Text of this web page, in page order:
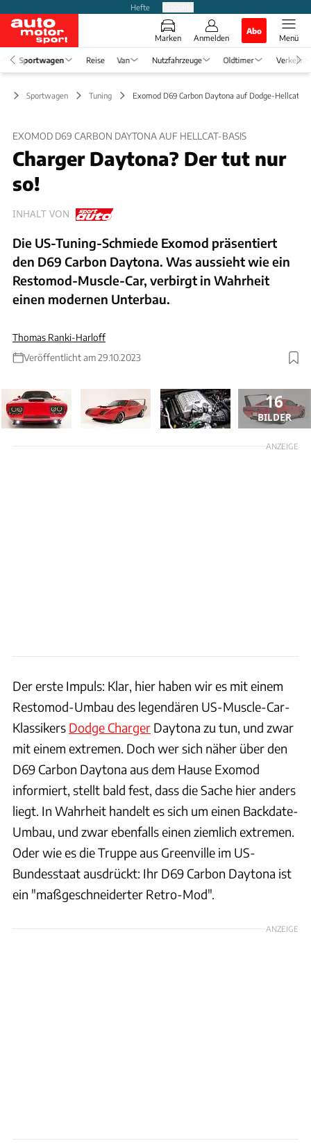
Hefte
Marken Anmelden
Abo
Menü
Sportwagen Reise Van Nutzfahrzeuge Oldtimer Verkehr
Sportwagen Tuning Exomod D69 Carbon Daytona auf Dodge-Hellcat-
EXOMOD D69 CARBON DAYTONA AUF HELLCAT-BASIS
Charger Daytona? Der tut nur
so!
INHALT VON
Die US-Tuning-Schmiede Exomod präsentiert
den D69 Carbon Daytona. Was aussieht wie ein
Restomod-Muscle-Car, verbirgt in Wahrheit
einen modernen Unterbau.
Thomas Ranki-Harloff
Veröffentlicht am 29.10.2023
16
BILDER
ANZEIGE
Der erste Impuls: Klar, hier haben wir es mit einem
Restomod-Umbau des legendären US-Muscle-Car-
Klassikers Dodge Charger Daytona zu tun, und zwar
mit einem extremen. Doch wer sich näher über den
D69 Carbon Daytona aus dem Hause Exomod
informiert, stellt bald fest, dass die Sache hier anders
liegt. In Wahrheit handelt es sich um einen Backdate-
Umbau, und zwar ebenfalls einen ziemlich extremen.
Oder wie es die Truppe aus Greenville im US-
Bundesstaat ausdrückt: Ihr D69 Carbon Daytona ist
ein "maßgeschneiderter Retro-Mod".
ANZEIGE